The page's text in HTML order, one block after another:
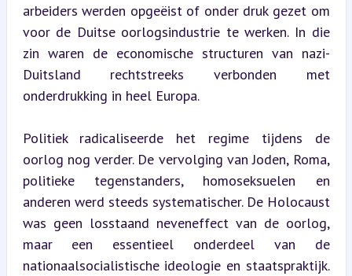
arbeiders werden opgeëist of onder druk gezet om
voor de Duitse oorlogsindustrie te werken. In die
zin waren de economische structuren van nazi-
Duitsland rechtstreeks verbonden met
onderdrukking in heel Europa.
Politiek radicaliseerde het regime tijdens de
oorlog nog verder. De vervolging van Joden, Roma,
politieke tegenstanders, homoseksuelen en
anderen werd steeds systematischer. De Holocaust
was geen losstaand neveneffect van de oorlog,
maar een essentieel onderdeel van de
nationaalsocialistische ideologie en staatspraktijk.